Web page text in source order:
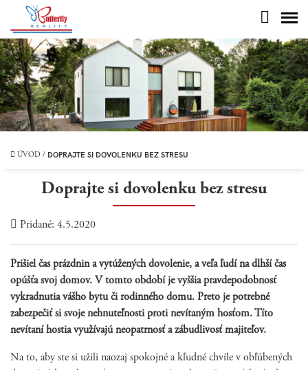
ÚVOD / DOPRAJTE SI DOVOLENKU BEZ STRESU
Doprajte si dovolenku bez stresu
Pridané: 4.5.2020
Prišiel čas prázdnin a vytúžených dovolenie, a veľa ľudí na dlhší čas
opúšťa svoj domov. V tomto období je vyššia pravdepodobnosť
vykradnutia vášho bytu či rodinného domu. Preto je potrebné
zabezpečiť si svoje nehnuteľnosti proti nevítaným hosťom. Títo
nevítaní hostia využívajú neopatrnosť a zábudlivosť majiteľov.
Na to, aby ste si užili naozaj spokojné a kľudné chvíle v obľúbených